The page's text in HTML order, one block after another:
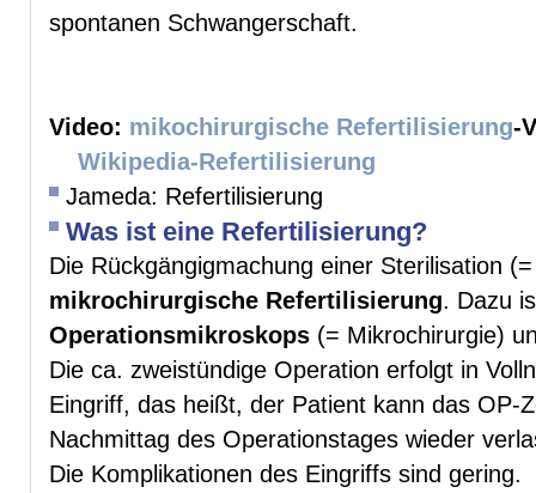
spontanen Schwangerschaft.
Video: mikochirurgische Refertilisierung-
Wikipedia-Refertilisierung
Jameda: Refertilisierung
Was ist eine Refertilisierung?
Die Rückgängigmachung einer Sterilisation
mikrochirurgische Refertilisierung. Dazu
Operationsmikroskops (= Mikrochirurgie)
Die ca. zweistündige Operation erfolgt in
Eingriff, das heißt, der Patient kann das OP-
Nachmittag des Operationstages wieder
Die Komplikationen des Eingriffs sind gering.